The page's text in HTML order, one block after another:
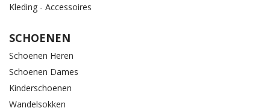
Kleding - Accessoires
SCHOENEN
Schoenen Heren
Schoenen Dames
Kinderschoenen
Wandelsokken